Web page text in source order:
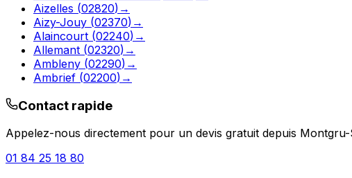
Aizelles (02820) →
Aizy-Jouy (02370) →
Alaincourt (02240) →
Allemant (02320) →
Ambleny (02290) →
Ambrief (02200) →
Contact rapide
Appelez-nous directement pour un devis gratuit depuis
01 84 25 18 80